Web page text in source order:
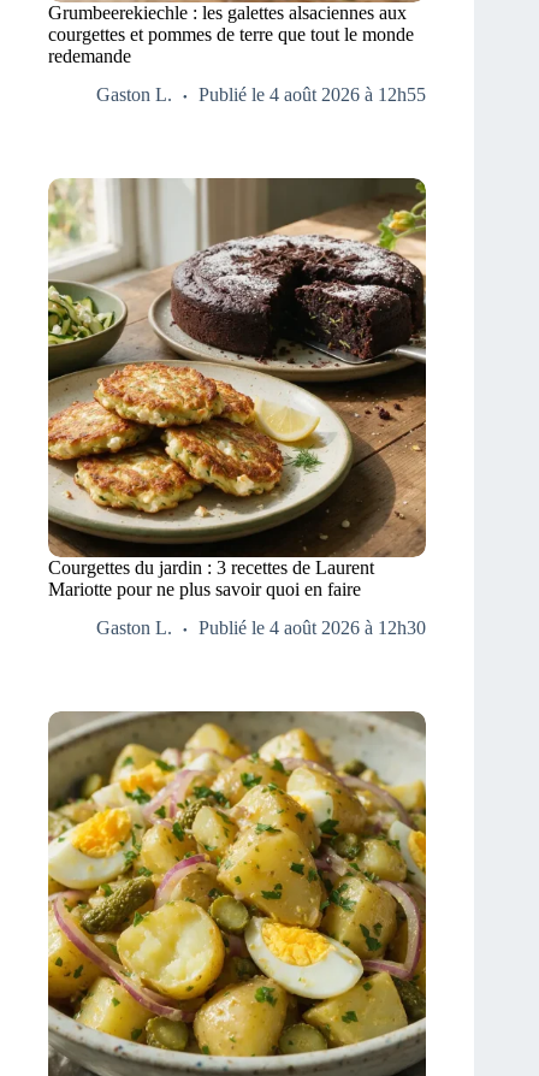
Grumbeerekiechle : les galettes alsaciennes aux
courgettes et pommes de terre que tout le monde
redemande
Gaston L.
Publié le 4 août 2026 à 12h55
Courgettes du jardin : 3 recettes de Laurent
Mariotte pour ne plus savoir quoi en faire
Gaston L.
Publié le 4 août 2026 à 12h30